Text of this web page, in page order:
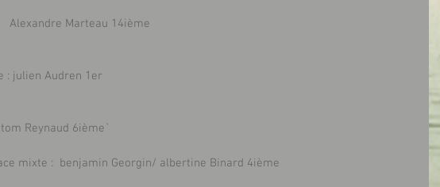
                               Alexandre Marteau 14ième
: julien Audren 1er
Reynaud 6ième`
mixte :  benjamin Georgin/ albertine Binard 4ième